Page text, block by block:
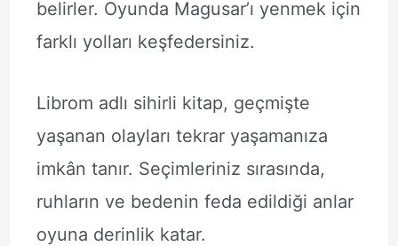
belirler. Oyunda Magusar’ı yenmek için
farklı yolları keşfedersiniz.
Librom adlı sihirli kitap, geçmişte
yaşanan olayları tekrar yaşamanıza
imkân tanır. Seçimleriniz sırasında,
ruhların ve bedenin feda edildiği anlar
oyuna derinlik katar.